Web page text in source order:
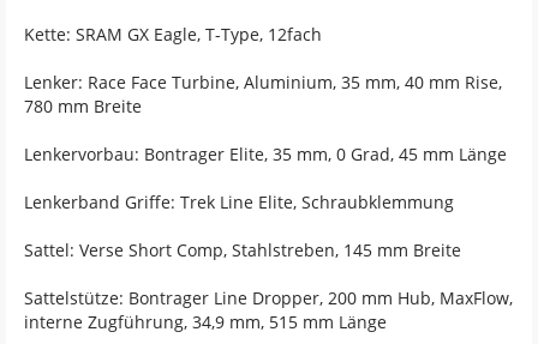
Kette: SRAM GX Eagle, T-Type, 12fach
Lenker: Race Face Turbine, Aluminium, 35 mm, 40 mm Rise,
780 mm Breite
Lenkervorbau: Bontrager Elite, 35 mm, 0 Grad, 45 mm Länge
Lenkerband Griffe: Trek Line Elite, Schraubklemmung
Sattel: Verse Short Comp, Stahlstreben, 145 mm Breite
Sattelstütze: Bontrager Line Dropper, 200 mm Hub, MaxFlow,
interne Zugführung, 34,9 mm, 515 mm Länge